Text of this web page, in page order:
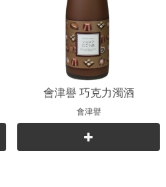
會津譽 巧克力濁酒
會津譽